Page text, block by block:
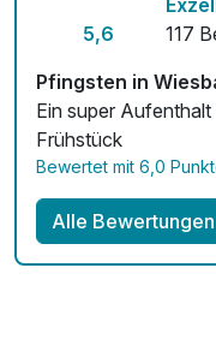
5,6
117
Pfingsten in
Ein super Aufenthalt
Frühstück
Bewertet mit 6,0
Alle Bewertungen